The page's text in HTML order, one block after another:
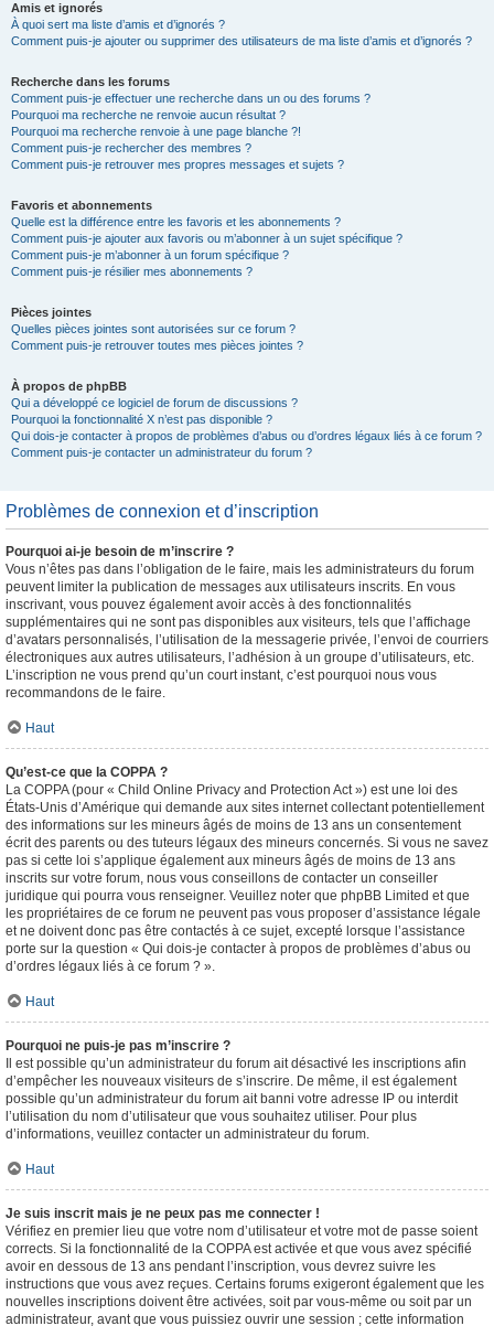
Amis et ignorés
À quoi sert ma liste d’amis et d’ignorés ?
Comment puis-je ajouter ou supprimer des utilisateurs de ma liste d’amis et d’ignorés ?
Recherche dans les forums
Comment puis-je effectuer une recherche dans un ou des forums ?
Pourquoi ma recherche ne renvoie aucun résultat ?
Pourquoi ma recherche renvoie à une page blanche ?!
Comment puis-je rechercher des membres ?
Comment puis-je retrouver mes propres messages et sujets ?
Favoris et abonnements
Quelle est la différence entre les favoris et les abonnements ?
Comment puis-je ajouter aux favoris ou m’abonner à un sujet spécifique ?
Comment puis-je m’abonner à un forum spécifique ?
Comment puis-je résilier mes abonnements ?
Pièces jointes
Quelles pièces jointes sont autorisées sur ce forum ?
Comment puis-je retrouver toutes mes pièces jointes ?
À propos de phpBB
Qui a développé ce logiciel de forum de discussions ?
Pourquoi la fonctionnalité X n’est pas disponible ?
Qui dois-je contacter à propos de problèmes d’abus ou d’ordres légaux liés à ce forum ?
Comment puis-je contacter un administrateur du forum ?
Problèmes de connexion et d’inscription
Pourquoi ai-je besoin de m’inscrire ?
Vous n’êtes pas dans l’obligation de le faire, mais les administrateurs du forum
peuvent limiter la publication de messages aux utilisateurs inscrits. En vous
inscrivant, vous pouvez également avoir accès à des fonctionnalités
supplémentaires qui ne sont pas disponibles aux visiteurs, tels que l’affichage
d’avatars personnalisés, l’utilisation de la messagerie privée, l’envoi de courriers
électroniques aux autres utilisateurs, l’adhésion à un groupe d’utilisateurs, etc.
L’inscription ne vous prend qu’un court instant, c’est pourquoi nous vous
recommandons de le faire.
Haut
Qu’est-ce que la COPPA ?
La COPPA (pour « Child Online Privacy and Protection Act ») est une loi des
États-Unis d’Amérique qui demande aux sites internet collectant potentiellement
des informations sur les mineurs âgés de moins de 13 ans un consentement
écrit des parents ou des tuteurs légaux des mineurs concernés. Si vous ne savez
pas si cette loi s’applique également aux mineurs âgés de moins de 13 ans
inscrits sur votre forum, nous vous conseillons de contacter un conseiller
juridique qui pourra vous renseigner. Veuillez noter que phpBB Limited et que
les propriétaires de ce forum ne peuvent pas vous proposer d’assistance légale
et ne doivent donc pas être contactés à ce sujet, excepté lorsque l’assistance
porte sur la question « Qui dois-je contacter à propos de problèmes d’abus ou
d’ordres légaux liés à ce forum ? ».
Haut
Pourquoi ne puis-je pas m’inscrire ?
Il est possible qu’un administrateur du forum ait désactivé les inscriptions afin
d’empêcher les nouveaux visiteurs de s’inscrire. De même, il est également
possible qu’un administrateur du forum ait banni votre adresse IP ou interdit
l’utilisation du nom d’utilisateur que vous souhaitez utiliser. Pour plus
d’informations, veuillez contacter un administrateur du forum.
Haut
Je suis inscrit mais je ne peux pas me connecter !
Vérifiez en premier lieu que votre nom d’utilisateur et votre mot de passe soient
corrects. Si la fonctionnalité de la COPPA est activée et que vous avez spécifié
avoir en dessous de 13 ans pendant l’inscription, vous devrez suivre les
instructions que vous avez reçues. Certains forums exigeront également que les
nouvelles inscriptions doivent être activées, soit par vous-même ou soit par un
administrateur, avant que vous puissiez ouvrir une session ; cette information